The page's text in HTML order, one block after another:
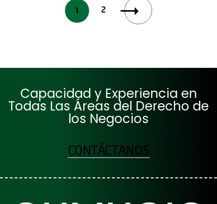
1 2
Capacidad y Experiencia en
Todas Las Áreas del Derecho de
los Negocios
CONTÁCTANOS